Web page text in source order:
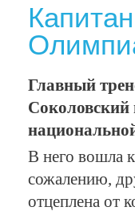
Главный
Соколовский
В него вошла
сожалению,
отцеплена от